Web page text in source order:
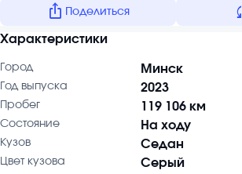
ios_share Поделиться
Характеристики
Город Минск
Год выпуска 2023
Пробег 119 106 км
Состояние На ходу
Кузов Седан
Цвет кузова Серый